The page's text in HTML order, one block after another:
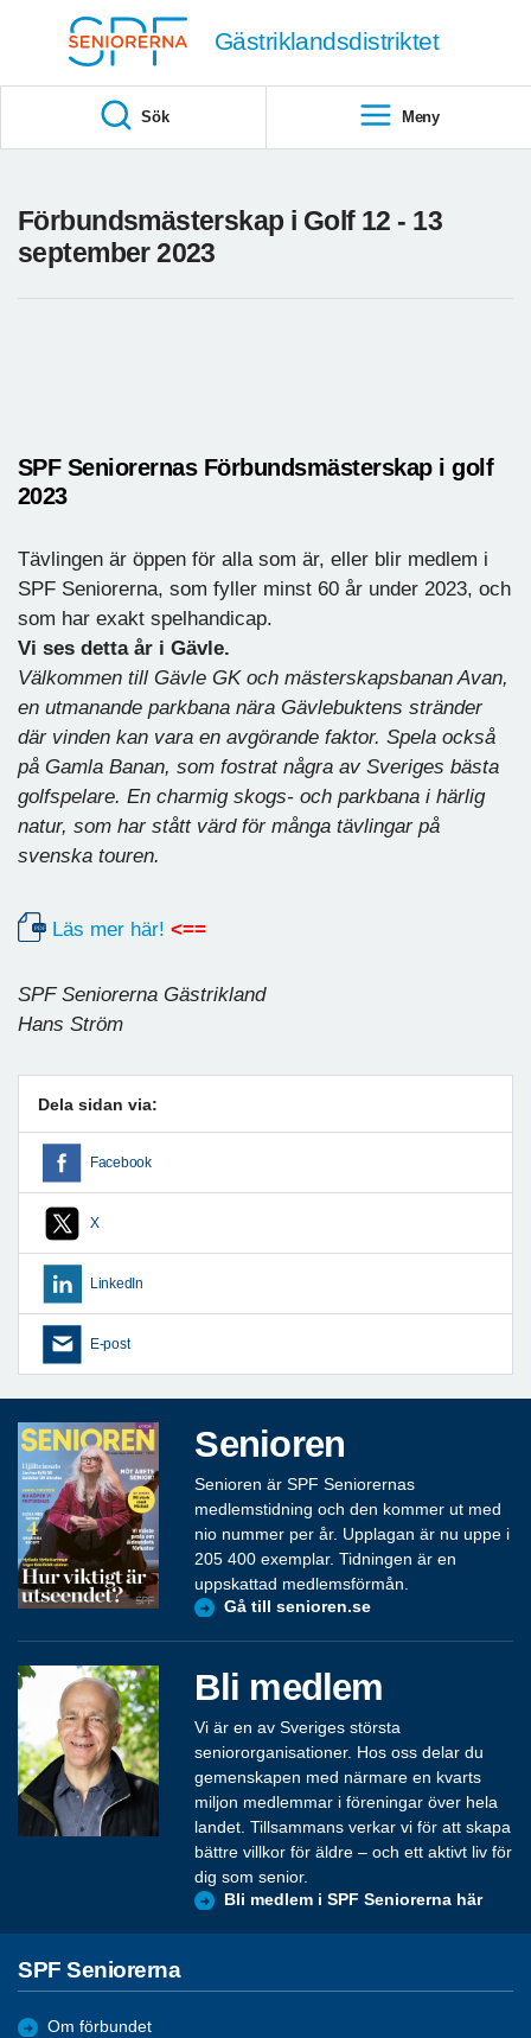
Gästriklandsdistriktet
Sök Meny
Förbundsmästerskap i Golf 12 - 13
september 2023
SPF Seniorernas Förbundsmästerskap i golf
2023
Tävlingen är öppen för alla som är, eller blir medlem i
SPF Seniorerna, som fyller minst 60 år under 2023, och
som har exakt spelhandicap.
Vi ses detta år i Gävle.
Välkommen till Gävle GK och mästerskapsbanan Avan,
en utmanande parkbana nära Gävlebuktens stränder
där vinden kan vara en avgörande faktor. Spela också
på Gamla Banan, som fostrat några av Sveriges bästa
golfspelare. En charmig skogs- och parkbana i härlig
natur, som har stått värd för många tävlingar på
svenska touren.
Läs mer här! <==
SPF Seniorerna Gästrikland
Hans Ström
Dela sidan via:
Facebook
X
LinkedIn
E-post
Senioren
Senioren är SPF Seniorernas
medlemstidning och den kommer ut med
nio nummer per år. Upplagan är nu uppe i
205 400 exemplar. Tidningen är en
uppskattad medlemsförmån.
Gå till senioren.se
Bli medlem
Vi är en av Sveriges största
seniororganisationer. Hos oss delar du
gemenskapen med närmare en kvarts
miljon medlemmar i föreningar över hela
landet. Tillsammans verkar vi för att skapa
bättre villkor för äldre – och ett aktivt liv för
dig som senior.
Bli medlem i SPF Seniorerna här
SPF Seniorerna
Om förbundet